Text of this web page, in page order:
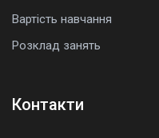
Вартість навчання
Розклад занять
Контакти